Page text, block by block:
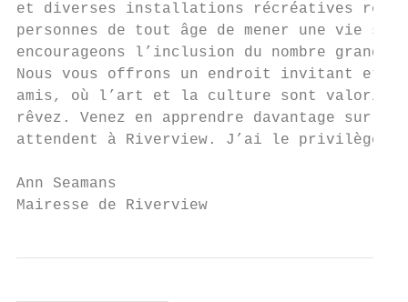
et diverses installations récréatives
personnes de tout âge de mener une vie
encourageons l’inclusion du nombre
Nous vous offrons un endroit invitant et
amis, où l’art et la culture sont
rêvez. Venez en apprendre davantage sur
attendent à Riverview. J’ai le privilège de
Ann Seamans
Mairesse de Riverview